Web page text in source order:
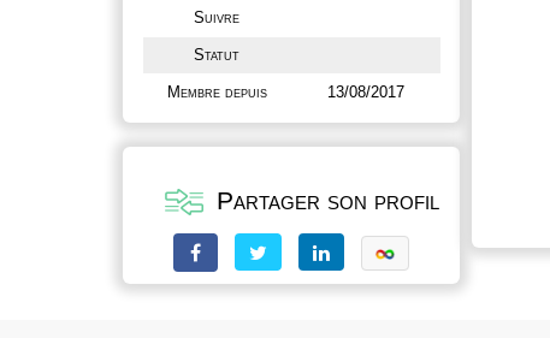
Suivre
Statut
Membre depuis 13/08/2017
Partager son profil